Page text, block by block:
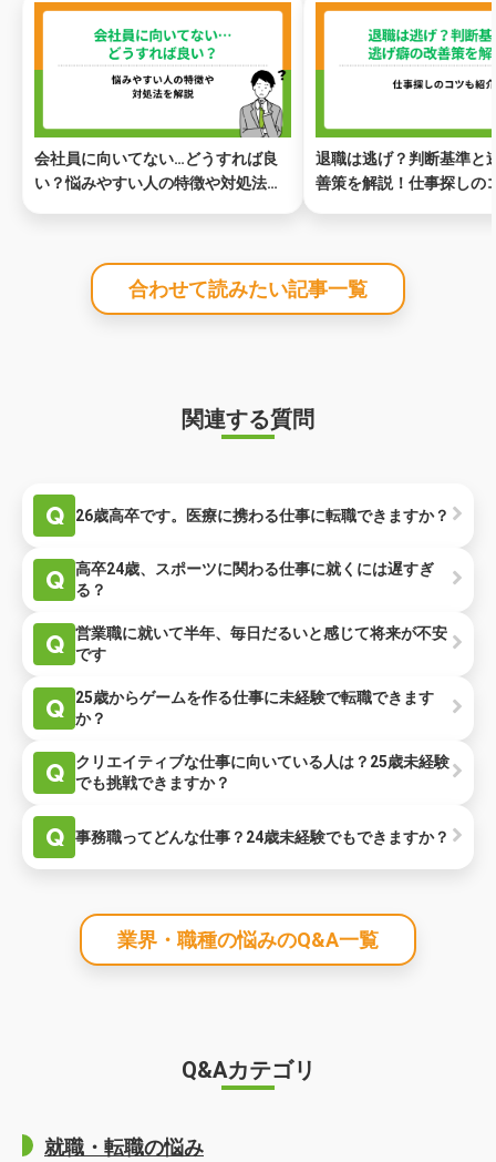
会社員に向いてない…どうすれば良
い？悩みやすい人の特徴や対処法を
退職は逃げ？判断基準と
善策を解説！仕事探しの
合わせて読みたい記事一覧
関連する質問
Q 26歳高卒です。医療に携わる仕事に転職できますか？
Q
高卒24歳、スポーツに関わる仕事に就くには遅すぎ
る？
Q
営業職に就いて半年、毎日だるいと感じて将来が不安
です
Q
25歳からゲームを作る仕事に未経験で転職できます
か？
Q
クリエイティブな仕事に向いている人は？25歳未経験
でも挑戦できますか？
Q 事務職ってどんな仕事？24歳未経験でもできますか？
業界・職種の悩みのQ&A一覧
Q&Aカテゴリ
就職・転職の悩み